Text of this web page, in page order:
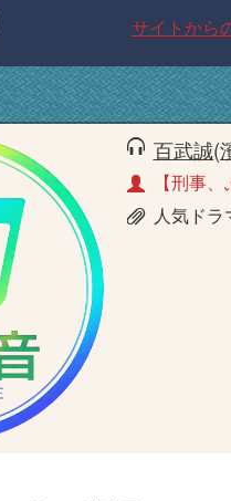
サイトから
百武誠(
【刑事
人気ドラ